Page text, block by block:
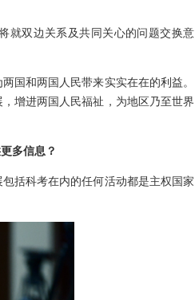
就双边关系及共同关心的问题交换意
国和两国人民带来实实在在的利益。
增进两国人民福祉，为地区乃至世界
多信息？
括科考在内的任何活动都是主权国家